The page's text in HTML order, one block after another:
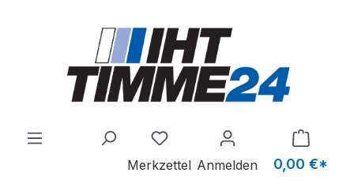
Du hast 0 Produkte auf dem
Merkzettel Anmelden 0,00 €*